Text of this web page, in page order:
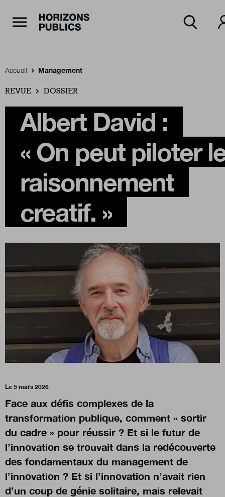
Accueil
Rubriques
Thèmes
Numéros
Qui sommes-nous ?
Nous contacter
Renseignez votre email afin de suivre l'actualité de la
transformation publique.
Nous suivre sur Twitter sur
Accueil Management
REVUE DOSSIER
Albert David :
« On peut piloter
raisonnement
creatif. »
Le 5 mars 2026
Face aux défis complexes de la
transformation publique, comment « sortir
du cadre » pour réussir ? Et si le futur de
l’innovation se trouvait dans la redécouverte
des fondamentaux du management de
l’innovation ? Et si l’innovation n’avait rien
d’un coup de génie solitaire, mais relevait